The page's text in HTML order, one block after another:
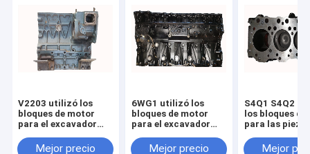
V2203 utilizó los
bloques de motor
para el excavador
- 0101DMejor precio
6WG1 utilizó los
bloques de motor
para el excavador
98180452-1 898180-
Mejor precio
S4Q1 S4Q2
los bloques
para las
excavador
Mejor